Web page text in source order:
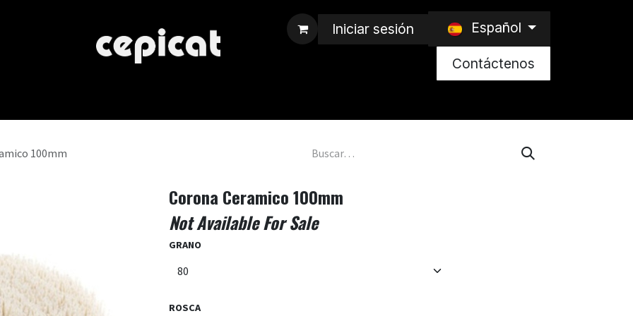
Iniciar sesión
Español
Contáctenos
100mm
Corona Ceramico 100mm
Not Available For Sale
GRANO
ROSCA